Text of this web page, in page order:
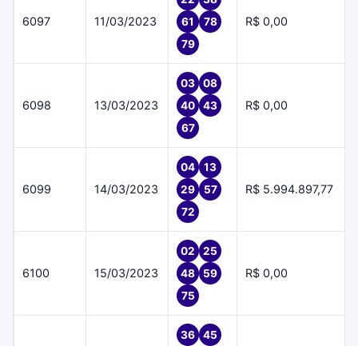
6097 11/03/2023
61
78
79
R$ 0,00
6098 13/03/2023
03
08
40
43
67
R$ 0,00
6099 14/03/2023
04
13
29
57
72
R$ 5.994.897,77
6100 15/03/2023
02
25
48
59
75
R$ 0,00
36
45